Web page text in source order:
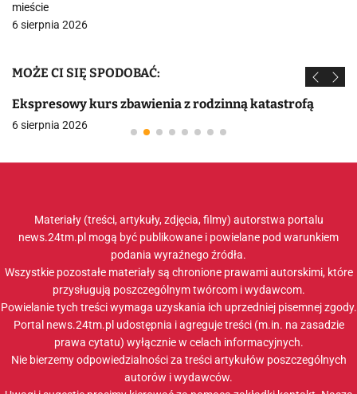
mieście
6 sierpnia 2026
MOŻE CI SIĘ SPODOBAĆ:
Ekspresowy kurs zbawienia z rodzinną katastrofą
6 sierpnia 2026
Materiały (treści, artykuły, zdjęcia, filmy) autorstwa portalu
news.24tm.pl mogą być publikowane i powielane pod warunkiem
podania wyraźnego źródła.
Wszystkie pozostałe materiały są chronione prawami autorskimi, które
przysługują poszczególnym twórcom i wydawcom.
Powielanie tych treści wymaga uzyskania ich uprzedniej pisemnej zgody.
Portal news.24tm.pl udostępnia i agreguje treści (m.in. na zasadzie
prawa cytatu) wyłącznie w celach informacyjnych.
Nie bierzemy odpowiedzialności za treści artykułów poszczególnych
autorów i wydawców.